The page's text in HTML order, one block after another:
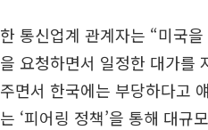
한 통신업계 관계자는 “미국
을 요청하면서 일정한 대가를
주면서 한국에는 부당하다고
는 ‘피어링 정책’을 통해 대규